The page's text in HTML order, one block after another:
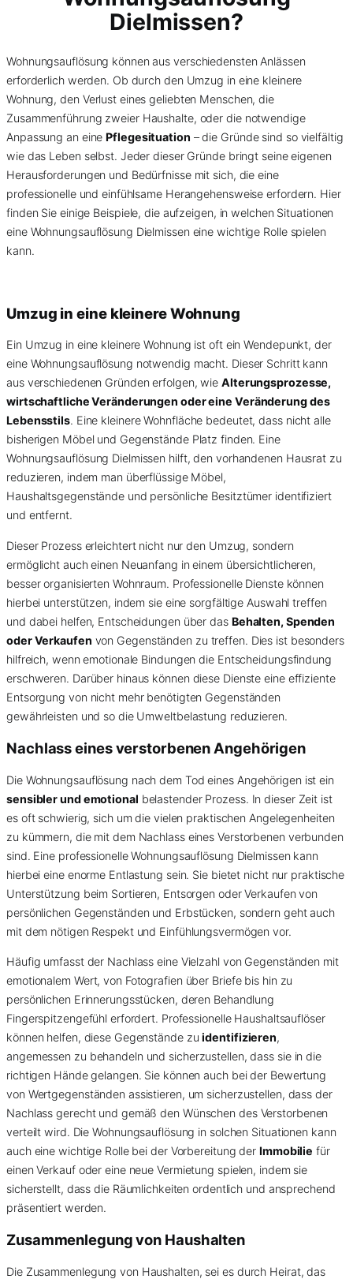
Dielmissen?
Wohnungsauflösung können aus verschiedensten Anlässen
erforderlich werden. Ob durch den Umzug in eine kleinere
Wohnung, den Verlust eines geliebten Menschen, die
Zusammenführung zweier Haushalte, oder die notwendige
Anpassung an einePflegesituation – die Gründe sind so vielfältig
wie das Leben selbst. Jeder dieser Gründe bringt seine eigenen
Herausforderungen und Bedürfnisse mit sich, die eine
professionelle und einfühlsame Herangehensweise erfordern. Hier
finden Sie einige Beispiele, die aufzeigen, in welchen Situationen
eine Wohnungsauflösung Dielmissen eine wichtige Rolle spielen
kann.
Umzug in eine kleinere Wohnung
Ein Umzug in eine kleinere Wohnung ist oft ein Wendepunkt, der
eine Wohnungsauflösung notwendig macht. Dieser Schritt kann
aus verschiedenen Gründen erfolgen, wie Alterungsprozesse,
wirtschaftliche Veränderungen oder eine Veränderung des
Lebensstils. Eine kleinere Wohnfläche bedeutet, dass nicht alle
bisherigen Möbel und Gegenstände Platz finden. Eine
Wohnungsauflösung Dielmissen hilft, den vorhandenen Hausrat zu
reduzieren, indem man überflüssige Möbel,
Haushaltsgegenstände und persönliche Besitztümer identifiziert
und entfernt.
Dieser Prozess erleichtert nicht nur den Umzug, sondern
ermöglicht auch einen Neuanfang in einem übersichtlicheren,
besser organisierten Wohnraum. Professionelle Dienste können
hierbei unterstützen, indem sie eine sorgfältige Auswahl treffen
und dabei helfen, Entscheidungen über das Behalten, Spenden
oder Verkaufen von Gegenständen zu treffen. Dies ist besonders
hilfreich, wenn emotionale Bindungen die Entscheidungsfindung
erschweren. Darüber hinaus können diese Dienste eine effiziente
Entsorgung von nicht mehr benötigten Gegenständen
gewährleisten und so die Umweltbelastung reduzieren.
Nachlass eines verstorbenen Angehörigen
Die Wohnungsauflösung nach dem Tod eines Angehörigen ist ein
sensibler und emotional belastender Prozess. In dieser Zeit ist
es oft schwierig, sich um die vielen praktischen Angelegenheiten
zu kümmern, die mit dem Nachlass eines Verstorbenen verbunden
sind. Eine professionelle Wohnungsauflösung Dielmissen kann
hierbei eine enorme Entlastung sein. Sie bietet nicht nur praktische
Unterstützung beim Sortieren, Entsorgen oder Verkaufen von
persönlichen Gegenständen und Erbstücken, sondern geht auch
mit dem nötigen Respekt und Einfühlungsvermögen vor.
Häufig umfasst der Nachlass eine Vielzahl von Gegenständen mit
emotionalem Wert, von Fotografien über Briefe bis hin zu
persönlichen Erinnerungsstücken, deren Behandlung
Fingerspitzengefühl erfordert. Professionelle Haushaltsauflöser
können helfen, diese Gegenstände zuidentifizieren,
angemessen zu behandeln und sicherzustellen, dass sie in die
richtigen Hände gelangen. Sie können auch bei der Bewertung
von Wertgegenständen assistieren, um sicherzustellen, dass der
Nachlass gerecht und gemäß den Wünschen des Verstorbenen
verteilt wird. Die Wohnungsauflösung in solchen Situationen kann
auch eine wichtige Rolle bei der Vorbereitung der Immobilie für
einen Verkauf oder eine neue Vermietung spielen, indem sie
sicherstellt, dass die Räumlichkeiten ordentlich und ansprechend
präsentiert werden.
Zusammenlegung von Haushalten
Die Zusammenlegung von Haushalten, sei es durch Heirat, das